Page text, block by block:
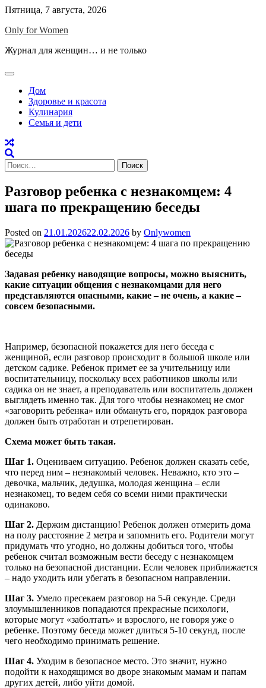
Skip
content
Пятница, 7 августа, 2026
Only for Women
Журнал для женщин… и не только
Дом
Здоровье и красота
Кулинария
Семья и дети
Найти:
Разговор ребенка с незнакомцем: 4
шага по прекращению беседы
Posted on 21.01.202622.02.2026 by Onlywomen
Задавая ребенку наводящие вопросы, можно выяснить,
какие ситуации общения с незнакомцами для него
представляются опасными, какие – не очень, а какие –
совсем безопасными.
Например, безопасной покажется для него беседа с
женщиной, если разговор происходит в большой школе или
детском садике. Ребенок примет ее за учительницу или
воспитательницу, поскольку всех работников школы или
садика он не знает, а преподаватель или воспитатель должен
выглядеть именно так. Для того чтобы незнакомец не смог
«заговорить ребенка» или обмануть его, порядок разговора
должен быть отработан и отрепетирован.
Схема может быть такая.
Шаг 1. Оцениваем ситуацию. Ребенок должен сказать себе,
что перед ним – незнакомый человек. Неважно, кто это –
девочка, мальчик, дедушка, молодая женщина – если
незнакомец, то ведем себя со всеми ними практически
одинаково.
Шаг 2. Держим дистанцию! Ребенок должен отмерить дома
на полу расстояние 2 метра и запомнить его. Родители могут
придумать что угодно, но должны добиться того, чтобы
ребенок считал возможным вести беседу с незнакомцем
только на безопасной дистанции. Если человек приближается
– надо уходить или убегать в безопасном направлении.
Шаг 3. Умело пресекаем разговор на 5-й секунде. Среди
злоумышленников попадаются прекрасные психологи,
которые могут «заболтать» и взрослого, не говоря уже о
ребенке. Поэтому беседа может длиться 5-10 секунд, после
чего необходимо принимать решение.
Шаг 4. Уходим в безопасное место. Это значит, нужно
подойти к находящимся во дворе знакомым мамам и папам
других детей, либо уйти домой.